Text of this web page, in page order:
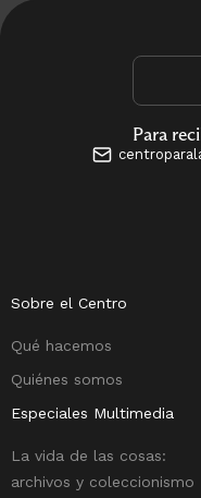
Para
Sobre el Centro
Qué hacemos
Quiénes somos
Especiales Multimedia
La vida de las cosas:
archivos y coleccionismo